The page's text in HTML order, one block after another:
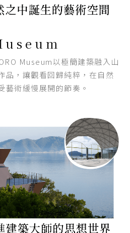
Museum以極簡建築融入山
品，讓觀看回歸純粹，在自然
藝術緩慢展開的節奏。